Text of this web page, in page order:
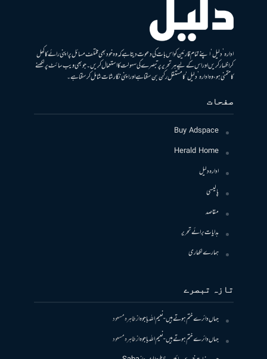
ادارہ ’دلیل‘ اپنے تمام قارئین کو اس بات کی دعوت دیتا ہے کہ وہ خود بھی مختلف مسائل پر اپنی رائے کا کھل
کر اظہار کریں اور اس کے لیے ہر تحریر پر تبصرے کی سہولت کا استعمال کریں۔ جو بھی ویب سائٹ پر لکھنے
کا متمنی ہو، وہ ادارہ ’دلیل‘ کا مستقل رکن بن سکتا ہے اور اپنی نگارشات شامل کرسکتا ہے۔
صفحات
Buy Adspace
Herald Home
ادارہ دلیل
پالیسی
مقاصد
ہدایات برائے تحریر
ہمارے لکھاری
تازہ تبصرے
جہاں دائرے ختم ہوتے ہیں- نعیم اللہ باجوہازطاہرہ مسعود
جہاں دائرے ختم ہوتے ہیں- نعیم اللہ باجوہازطاہرہ مسعود